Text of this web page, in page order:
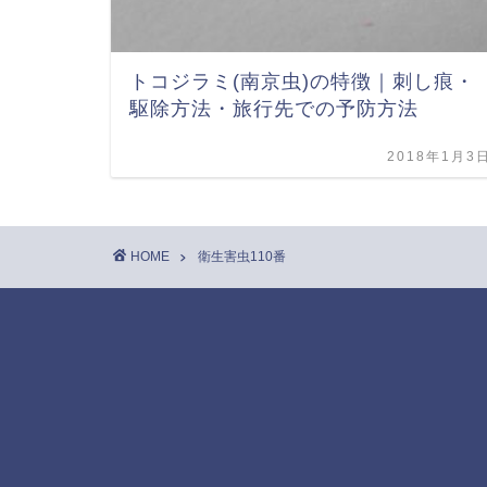
トコジラミ(南京虫)の特徴｜刺し痕・
駆除方法・旅行先での予防方法
2018年1月3日
HOME 衛生害虫110番